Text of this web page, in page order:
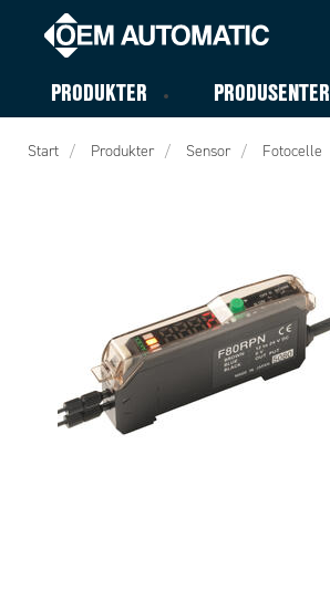
PRODUKTER PRODUSENTER
Start Produkter Sensor Fotocelle